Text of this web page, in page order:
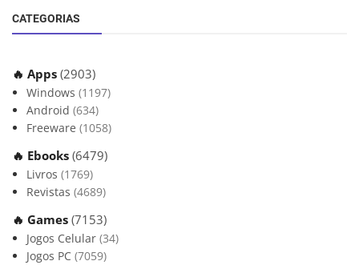
CATEGORIAS
🔥 Apps (2903)
Windows (1197)
Android (634)
Freeware (1058)
🔥 Ebooks (6479)
Livros (1769)
Revistas (4689)
🔥 Games (7153)
Jogos Celular (34)
Jogos PC (7059)